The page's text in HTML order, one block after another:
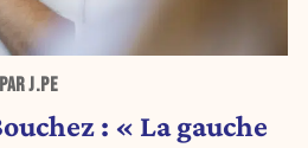
J.PE
: « La gauche